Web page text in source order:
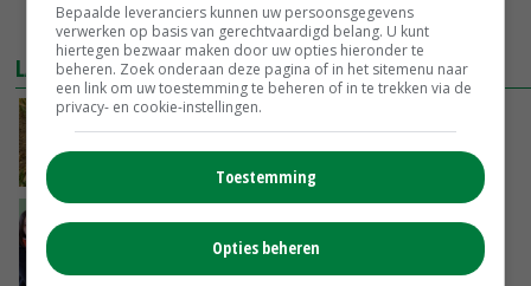
MEER MARKTPRIJZEN
LAATSTE NIEUWS
Droogte raakt alle sectoren, LTO waarschuwt
‘Het is letterlijk en figuurlijk een hete zomer’
Bepaalde leveranciers kunnen uw persoonsgegevens
verwerken op basis van gerechtvaardigd belang. U kunt
hiertegen bezwaar maken door uw opties hieronder te
beheren. Zoek onderaan deze pagina of in het sitemenu naar
een link om uw toestemming te beheren of in te trekken via de
privacy- en cookie-instellingen.
Toestemming
Opties beheren